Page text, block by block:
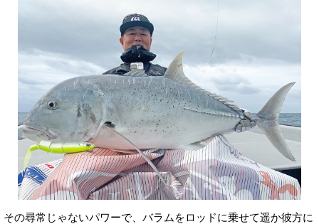
その尋常じゃないパワーで、バラムをロッドに乗せて遥か彼方に